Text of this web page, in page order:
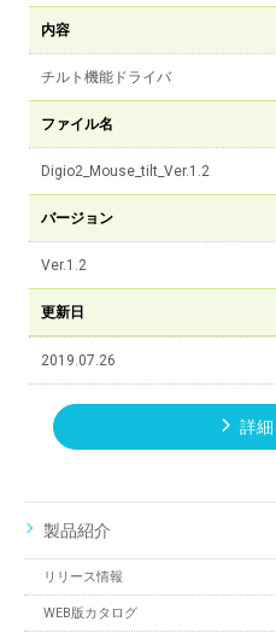
内容
チルト機能ドライバ
ファイル名
Digio2_Mouse_tilt_Ver.1.2
バージョン
Ver.1.2
更新日
2019.07.26
詳
製品紹介
リリース情報
WEB版カタログ